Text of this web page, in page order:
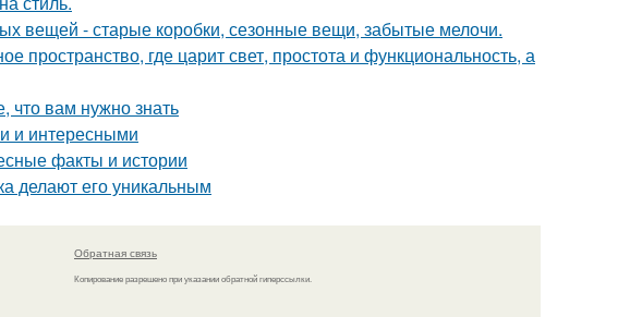
вещей - старые коробки, сезонные вещи, забытые мелочи.
пространство, где царит свет, простота и функциональность, а
что вам нужно знать
и интересными
факты и истории
делают его уникальным
Обратная связь
Копирование разрешено при указании обратной гиперссылки.